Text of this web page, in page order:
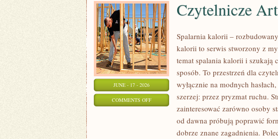
JUNE - 17 - 2026
COMMENTS OFFON
CZYTELNICZE
ARTYKUŁY
Czytelnicze
Spalarnia kalorii –
kalorii to serwis stworzony z
temat spalania kalorii i szukają
sposób. To przestrzeń dla
wyłącznie na modnych
szerzej: przez pryzmat ruchu.
zainteresować zarówno osoby
od dawna próbują poprawić
dobrze znane zagadnienia.